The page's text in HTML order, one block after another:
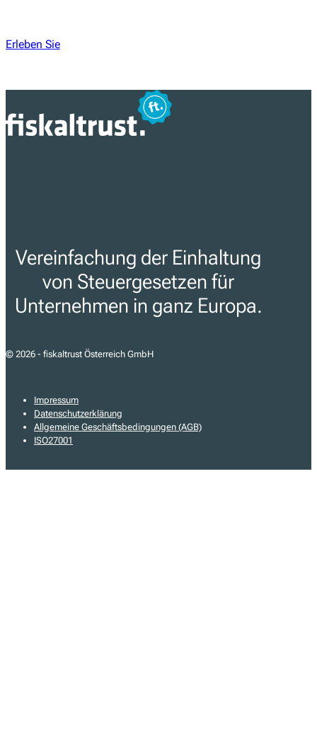
Erleben Sie
Vereinfachung der Einhaltung
von Steuergesetzen für
Unternehmen in ganz Europa.
© 2026 - fiskaltrust Österreich GmbH
Impressum
Datenschutzerklärung
Allgemeine Geschäftsbedingungen (AGB)
ISO27001